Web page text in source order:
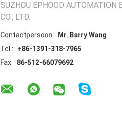
SUZHOU EPHOOD AUTOMATION
CO., LTD.
Contactpersoon:
Mr. Barry Wang
Tel.:
+86-1391-318-7965
Fax:
86-512-66079692